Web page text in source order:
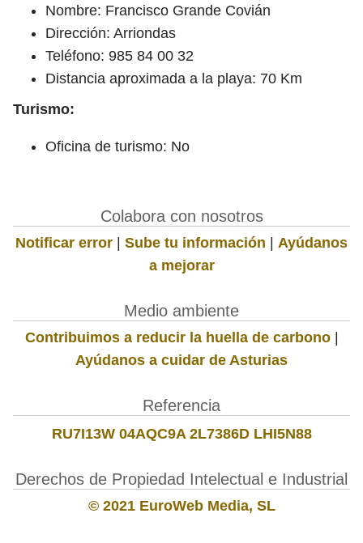
Nombre: Francisco Grande Covián
Dirección: Arriondas
Teléfono: 985 84 00 32
Distancia aproximada a la playa: 70 Km
Turismo:
Oficina de turismo: No
Colabora con nosotros
Notificar error | Sube tu información | Ayúdanos
a mejorar
Medio ambiente
Contribuimos a reducir la huella de carbono|
Ayúdanos a cuidar de Asturias
Referencia
RU7I13W 04AQC9A 2L7386D LHI5N88
Derechos de Propiedad Intelectual e Industrial
© 2021 EuroWeb Media, SL